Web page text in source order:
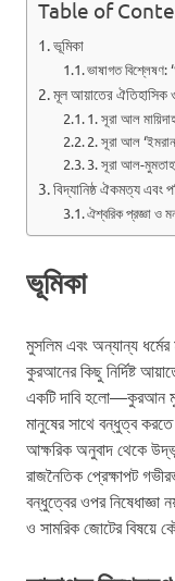
Table of
ভূমিকা
ভাষাগত বিশ্লেষণ:
মূল আয়াতের ঐতিহাসিক
1. সূরা আল
2. সূরা আল
3. সূরা আল-
বিদ্যানিষ্ঠ ঐকমত্য এবং
ঐশ্বরিক প্রজ্ঞা ও
ভূমিকা
মুসলিম এবং অন্যান্য
কুরআনের কিছু নির্দিষ্ট
একটি দাবি হলো—কুরআন
মানুষের সাথে বন্ধুত্ব
আক্ষরিক অনুবাদ থেকে
রাজনৈতিক প্রেক্ষাপট
বন্ধুত্বের ওপর
ও সামরিক জোটের বিষয়ে